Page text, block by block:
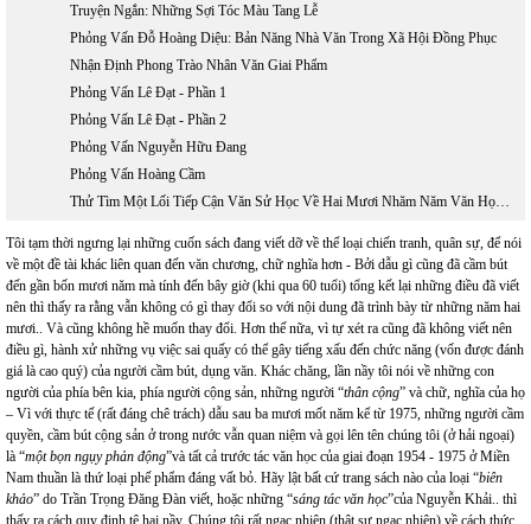
Truyện Ngắn: Những Sợi Tóc Màu Tang Lễ
Phỏng Vấn Đỗ Hoàng Diệu: Bản Năng Nhà Văn Trong Xã Hội Đồng Phục
Nhận Định Phong Trào Nhân Văn Giai Phẩm
Phỏng Vấn Lê Đạt - Phần 1
Phỏng Vấn Lê Đạt - Phần 2
Phỏng Vấn Nguyễn Hữu Đang
Phỏng Vấn Hoàng Cầm
Thử Tìm Một Lối Tiếp Cận Văn Sử Học Về Hai Mươi Nhăm Năm Văn Học Việt Nam Hải Ngoại 1975 - 2000
Tôi tạm thời ngưng lại những cuốn sách đang viết dỡ về thể loại chiến tranh, quân sự, để nói
về một đề tài khác liên quan đến văn chương, chữ nghĩa hơn - Bởi dẫu gì cũng đã cầm bút
đến gần bốn mươi năm mà tính đến bây giờ (khi qua 60 tuổi) tổng kết lại những điều đã viết
nên thì thấy ra rằng vẫn không có gì thay đổi so với nội dung đã trình bày từ những năm hai
mươi.. Và cũng không hề muốn thay đổi. Hơn thế nữa, vì tự xét ra cũng đã không viết nên
điều gì, hành xử những vụ việc sai quấy có thể gây tiếng xấu đến chức năng (vốn được đánh
giá là cao quý) của người cầm bút, dụng văn. Khác chăng, lần nầy tôi nói về những con
người của phía bên kia, phía người cộng sản, những người “thân cộng” và chữ, nghĩa của họ
– Vì với thực tế (rất đáng chê trách) dẫu sau ba mươi mốt năm kể từ 1975, những người cầm
quyền, cầm bút cộng sản ở trong nước vẫn quan niệm và gọi lên tên chúng tôi (ở hải ngoại)
là “một bọn ngụy phản động”và tất cả trước tác văn học của giai đoạn 1954 - 1975 ở Miền
Nam thuần là thứ loại phế phẩm đáng vất bỏ. Hãy lật bất cứ trang sách nào của loại “biên
khảo” do Trần Trọng Đăng Đàn viết, hoặc những “sáng tác văn học”của Nguyễn Khải.. thì
thấy ra cách quy định tệ hại nầy. Chúng tôi rất ngạc nhiên (thật sự ngạc nhiên) về cách thức